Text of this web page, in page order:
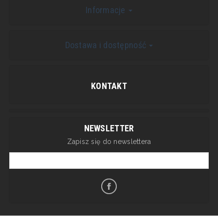
Informacje
Dostawa i dostępność
KONTAKT
NEWSLETTER
Zapisz się do newslettera